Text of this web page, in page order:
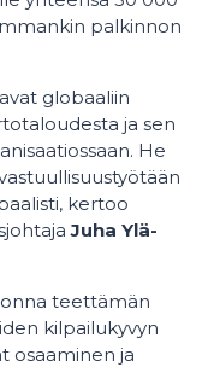
palkinnon
globaaliin
ja sen
He
kertoo
Juha Ylä-
teettämän
kilpailukyvyn
osaaminen ja